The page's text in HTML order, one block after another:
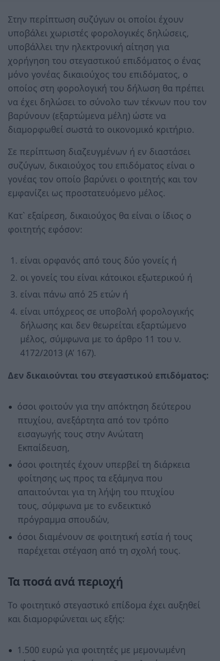
Στην περίπτωση συζύγων οι οποίοι έχουν
υποβάλει χωριστές φορολογικές δηλώσεις,
υποβάλλει την ηλεκτρονική αίτηση για
χορήγηση του στεγαστικού επιδόματος ο ένας
μόνο γονέας δικαιούχος του επιδόματος, ο
οποίος στη φορολογική του δήλωση θα πρέπει
να έχει δηλώσει το σύνολο των τέκνων που τον
βαρύνουν (εξαρτώμενα μέλη) ώστε να
διαμορφωθεί σωστά το οικονομικό κριτήριο.
Σε περίπτωση διαζευγμένων ή εν διαστάσει
συζύγων, δικαιούχος του επιδόματος είναι ο
γονέας τον οποίο βαρύνει ο φοιτητής και τον
εμφανίζει ως προστατευόμενο μέλος.
Κατ` εξαίρεση, δικαιούχος θα είναι ο ίδιος ο
φοιτητής εφόσον:
είναι ορφανός από τους δύο γονείς ή
οι γονείς του είναι κάτοικοι εξωτερικού ή
είναι πάνω από 25 ετών ή
είναι υπόχρεος σε υποβολή φορολογικής
δήλωσης και δεν θεωρείται εξαρτώμενο
μέλος, σύμφωνα με το άρθρο 11 του ν.
4172/2013 (Α’ 167).
Δεν δικαιούνται του στεγαστικού επιδόματος:
όσοι φοιτούν για την απόκτηση δεύτερου
πτυχίου, ανεξάρτητα από τον τρόπο
εισαγωγής τους στην Ανώτατη
Εκπαίδευση,
όσοι φοιτητές έχουν υπερβεί τη διάρκεια
φοίτησης ως προς τα εξάμηνα που
απαιτούνται για τη λήψη του πτυχίου
τους, σύμφωνα με το ενδεικτικό
πρόγραμμα σπουδών,
όσοι διαμένουν σε φοιτητική εστία ή τους
παρέχεται στέγαση από τη σχολή τους.
Τα ποσά ανά περιοχή
Το φοιτητικό στεγαστικό επίδομα έχει αυξηθεί
και διαμορφώνεται ως εξής:
1.500 ευρώ για φοιτητές με μεμονωμένη